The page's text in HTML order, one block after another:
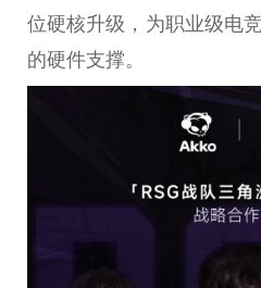
位硬核升级，为职业级电
的硬件支撑。